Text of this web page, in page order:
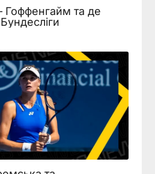
Гоффенгайм та де